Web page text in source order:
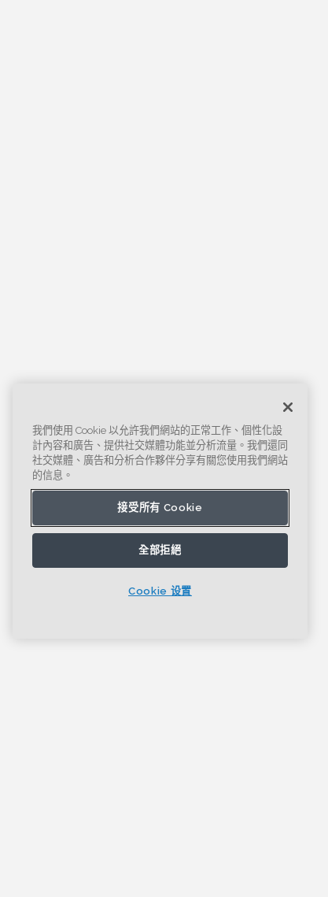
我們使用 Cookie 以允許我們網站的正常工作、個性化設
計內容和廣告、提供社交媒體功能並分析流量。我們還同
社交媒體、廣告和分析合作夥伴分享有關您使用我們網站
的信息。
接受所有 Cookie
全部拒絕
Cookie 设置